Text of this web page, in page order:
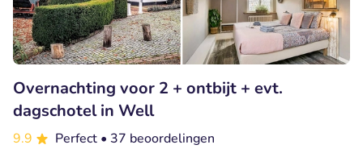
Overnachting voor 2 + ontbijt + evt.
dagschotel in Well
9.9 Perfect • 37 beoordelingen